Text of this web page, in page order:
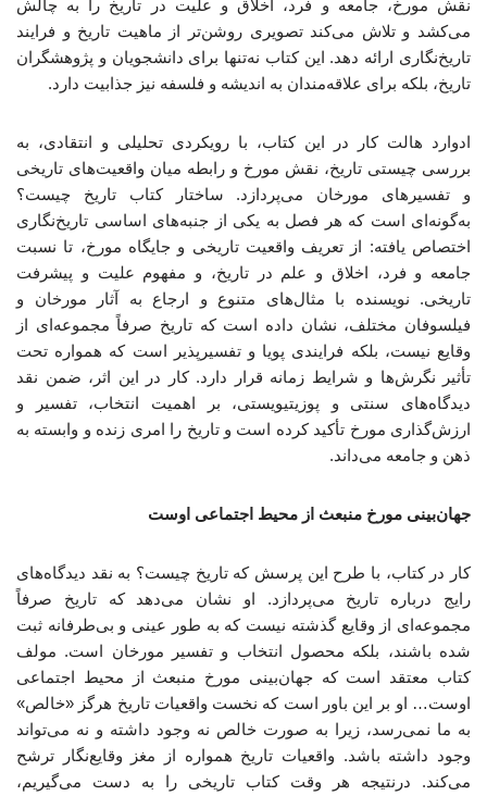
نقش مورخ، جامعه و فرد، اخلاق و علیت در تاریخ را به چالش
می‌کشد و تلاش می‌کند تصویری روشن‌تر از ماهیت تاریخ و فرایند
تاریخ‌نگاری ارائه دهد. این کتاب نه‌تنها برای دانشجویان و پژوهشگران
تاریخ، بلکه برای علاقه‌مندان به اندیشه و فلسفه نیز جذابیت دارد.
ادوارد هالت کار در این کتاب، با رویکردی تحلیلی و انتقادی، به
بررسی چیستی تاریخ، نقش مورخ و رابطه‌ میان واقعیت‌های تاریخی
و تفسیرهای مورخان می‌پردازد. ساختار کتاب تاریخ چیست؟
به‌گونه‌ای است که هر فصل به یکی از جنبه‌های اساسی تاریخ‌نگاری
اختصاص یافته: از تعریف واقعیت تاریخی و جایگاه مورخ، تا نسبت
جامعه و فرد، اخلاق و علم در تاریخ، و مفهوم علیت و پیشرفت
تاریخی. نویسنده با مثال‌های متنوع و ارجاع به آثار مورخان و
فیلسوفان مختلف، نشان داده است که تاریخ صرفاً مجموعه‌ای از
وقایع نیست، بلکه فرایندی پویا و تفسیرپذیر است که همواره تحت
تأثیر نگرش‌ها و شرایط زمانه قرار دارد. کار در این اثر، ضمن نقد
دیدگاه‌های سنتی و پوزیتیویستی، بر اهمیت انتخاب، تفسیر و
ارزش‌گذاری مورخ تأکید کرده است و تاریخ را امری زنده و وابسته به
ذهن و جامعه می‌داند.
جهان‌بینی مورخ منبعث از محیط اجتماعی اوست
کار در کتاب، با طرح این پرسش که تاریخ چیست؟ به نقد دیدگاه‌های
رایج درباره‌ تاریخ می‌پردازد. او نشان می‌دهد که تاریخ صرفاً
مجموعه‌ای از وقایع گذشته نیست که به ‌طور عینی و بی‌طرفانه ثبت
شده باشند، بلکه محصول انتخاب و تفسیر مورخان است. مولف
کتاب معتقد است که جهان‌بینی مورخ منبعث از محیط اجتماعی
اوست… او بر این باور است که نخست واقعیات تاریخ هرگز «خالص»
به ما نمی‌رسد، زیرا به ‌صورت خالص نه وجود داشته و نه می‌تواند
وجود داشته باشد. واقعیات تاریخ همواره از مغز وقایع‌نگار ترشح
می‌کند. درنتیجه هر وقت کتاب تاریخی را به ‌دست می‌گیریم،